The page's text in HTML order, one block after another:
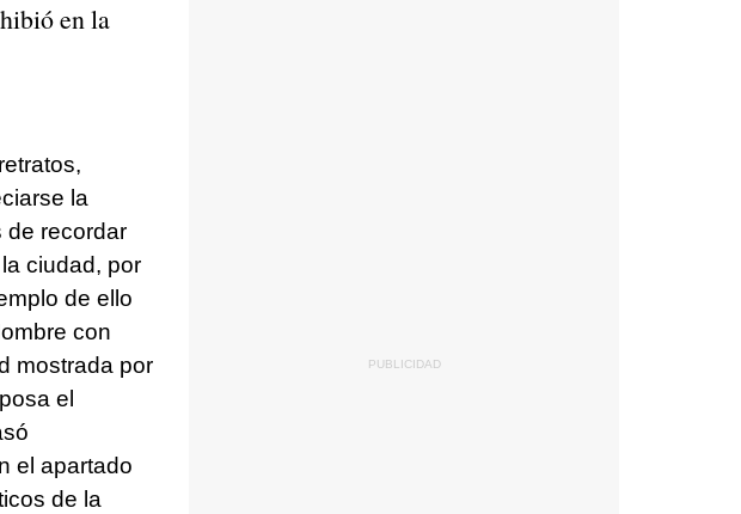
en la
la
de recordar
ciudad, por
de ello
con
mostrada por
el
el apartado
de la